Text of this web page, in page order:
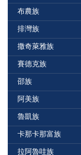
布農族
排灣族
撒奇萊雅族
賽德克族
邵族
阿美族
魯凱族
卡那卡那富族
拉阿魯哇族